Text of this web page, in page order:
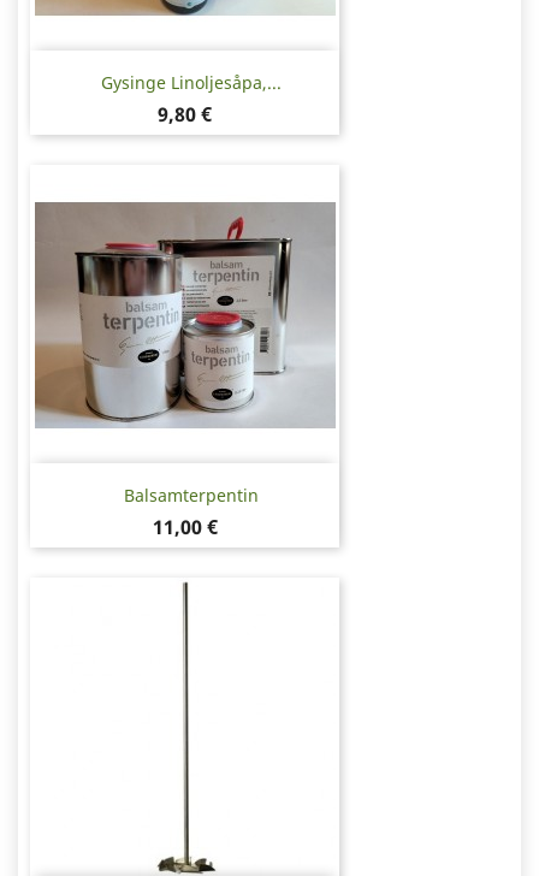
Gysinge Linoljesåpa,...
Pris
9,80 €
Balsamterpentin
Pris
11,00 €